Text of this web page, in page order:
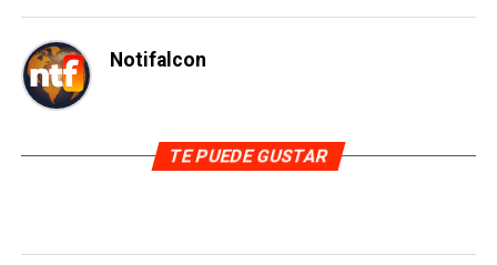
Notifalcon
TE PUEDE GUSTAR